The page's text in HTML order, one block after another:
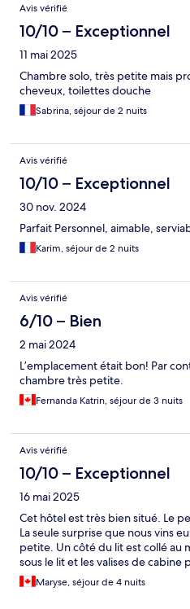
Avis vérifié
10/10 – Exceptionnel
11 mai 2025
Chambre solo, très petite mais
cheveux, toilettes douche
Sabrina, séjour de 2 nuits
Avis vérifié
10/10 – Exceptionnel
30 nov. 2024
Parfait Personnel, aimable,
Karim, séjour de 2 nuits
Avis vérifié
6/10 – Bien
2 mai 2024
L’emplacement était bon! Par
chambre très petite.
Fernanda Katrin, séjour de 3 nuits
Avis vérifié
10/10 – Exceptionnel
16 mai 2025
Cet hôtel est très bien situé. Le
La seule surprise que nous vins
petite. Un côté du lit est collé au
sous le lit et les valises de cabine
Maryse, séjour de 4 nuits